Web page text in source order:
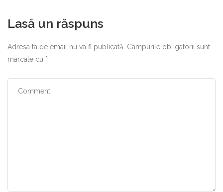
Lasă un răspuns
Adresa ta de email nu va fi publicată. Câmpurile obligatorii sunt
marcate cu *